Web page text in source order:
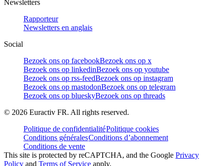
Newsletters
Rapporteur
Newsletters en anglais
Social
Bezoek ons op facebookBezoek ons op x
Bezoek ons op linkedinBezoek ons op youtube
Bezoek ons op rss-feedBezoek ons op instagram
Bezoek ons op mastodonBezoek ons op telegram
Bezoek ons op blueskyBezoek ons op threads
© 2026 Euractiv FR. All rights reserved.
Politique de confidentialitéPolitique cookies
Conditions généralesConditions d’abonnement
Conditions de vente
This site is protected by reCAPTCHA, and the Google Privacy
Policy and Terms of Service apply.